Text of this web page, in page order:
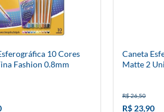
10 Cores
Fashion 0.8mm
Caneta
Matte 2
R$ 26,50
R$ 23,90